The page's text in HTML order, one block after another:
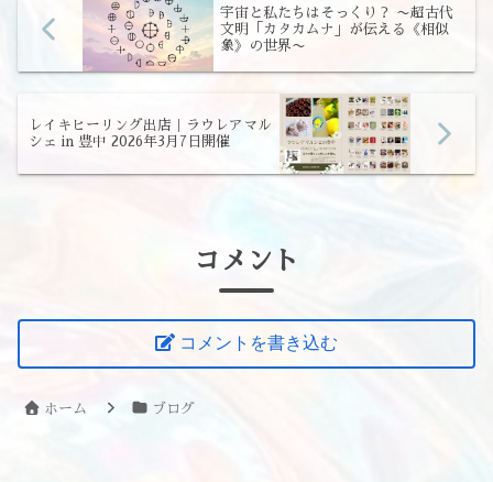
宇宙と私たちはそっくり？ 〜超古代
文明「カタカムナ」が伝える《相似
象》の世界〜
レイキヒーリング出店｜ラウレアマル
シェ in 豊中 2026年3月7日開催
コメント
コメントを書き込む
ホーム ブログ